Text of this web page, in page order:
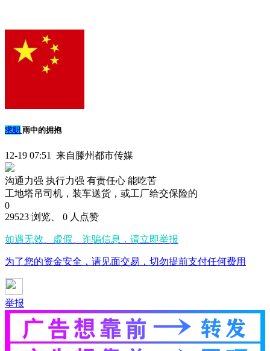
求职 雨中的拥抱
12-19 07:51 来自滕州都市传媒
沟通力强 执行力强 有责任心 能吃苦
工地塔吊司机，装车送货，或工厂给交保险的
0
29523 浏览、 0 人点赞
如遇无效、虚假、诈骗信息，请立即举报
为了您的资金安全，请见面交易，切勿提前支付任何费用
举报